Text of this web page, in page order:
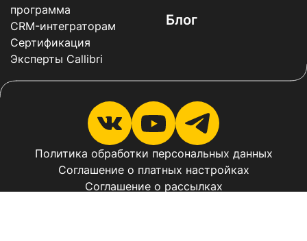
Блог
программа
CRM-интеграторам
Сертификация
Эксперты Callibri
Политика обработки персональных данных
Соглашение о платных настройках
Соглашение о рассылках